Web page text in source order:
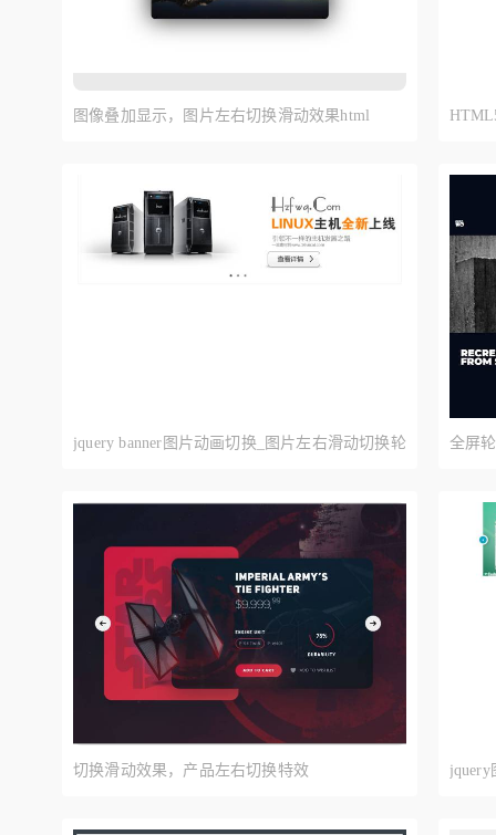
图像叠加显示，图片左右切换滑动效果html
jquery banner图片动画切换_图片左右滑动切换轮 全屏
切换滑动效果，产品左右切换特效